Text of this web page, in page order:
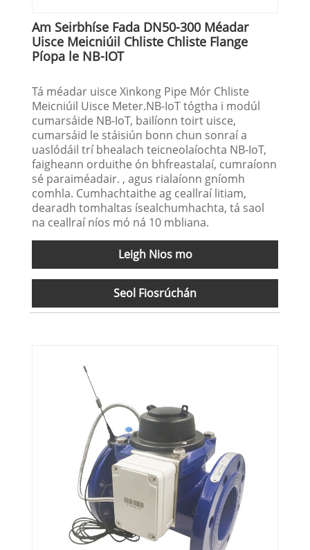
Am Seirbhíse Fada DN50-300 Méadar
Uisce Meicniúil Chliste Chliste Flange
Píopa le NB-IOT
Tá méadar uisce Xinkong Pipe Mór Chliste
Meicniúil Uisce Meter.NB-IoT tógtha i modúl
cumarsáide NB-IoT, bailíonn toirt uisce,
cumarsáid le stáisiún bonn chun sonraí a
uaslódáil trí bhealach teicneolaíochta NB-IoT,
faigheann orduithe ón bhfreastalaí, cumraíonn
sé paraiméadair. , agus rialaíonn gníomh
comhla. Cumhachtaithe ag ceallraí litiam,
dearadh tomhaltas ísealchumhachta, tá saol
na ceallraí níos mó ná 10 mbliana.
Leigh Nios mo
Seol Fiosrúchán